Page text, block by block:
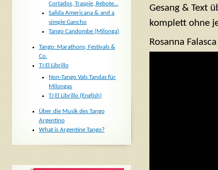
Gesang & Text
komplett ohne
Rosanna
Cortados, Traspie, Rebote…
Salida Americana & and a
simple Gancho
Tango Candombe (Milonga)
Tango: Marathons, Festivals &
Co.
TJ El Librillo
Non-Tango Vals Tandas für
Milongas
TJ El Librillo (English)
Über die Musik des Tango
Argentino
What is Argentine Tango?